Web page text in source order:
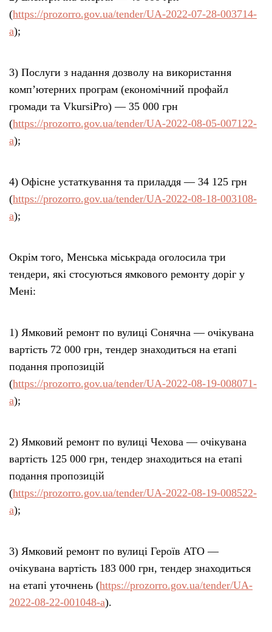
(https://prozorro.gov.ua/tender/UA-2022-07-28-003714-
a);
3) Послуги з надання дозволу на використання
комп’ютерних програм (економічний профайл
громади та VkursiPro) — 35 000 грн
(https://prozorro.gov.ua/tender/UA-2022-08-05-007122-
a);
4) Офісне устаткування та приладдя — 34 125 грн
(https://prozorro.gov.ua/tender/UA-2022-08-18-003108-
a);
Окрім того, Менська міськрада оголосила три
тендери, які стосуються ямкового ремонту доріг у
Мені:
1) Ямковий ремонт по вулиці Сонячна — очікувана
вартість 72 000 грн, тендер знаходиться на етапі
подання пропозицій
(https://prozorro.gov.ua/tender/UA-2022-08-19-008071-
a);
2) Ямковий ремонт по вулиці Чехова — очікувана
вартість 125 000 грн, тендер знаходиться на етапі
подання пропозицій
(https://prozorro.gov.ua/tender/UA-2022-08-19-008522-
a);
3) Ямковий ремонт по вулиці Героїв АТО —
очікувана вартість 183 000 грн, тендер знаходиться
на етапі уточнень (https://prozorro.gov.ua/tender/UA-
2022-08-22-001048-a).